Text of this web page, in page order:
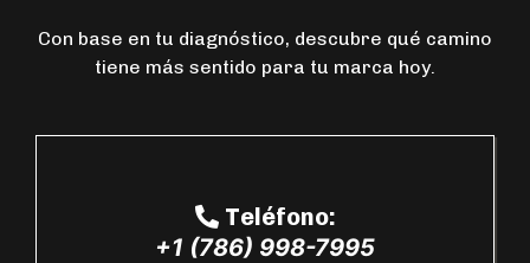
Con base en tu diagnóstico, descubre qué camino
tiene más sentido para tu marca hoy.
Teléfono:
+1 (786) 998-7995